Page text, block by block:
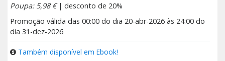
Poupa: 5,98 €| desconto de 20%
Promoção válida das 00:00 do dia 20-abr-2026 às 24:00 do
dia 31-dez-2026
Também disponível em Ebook!